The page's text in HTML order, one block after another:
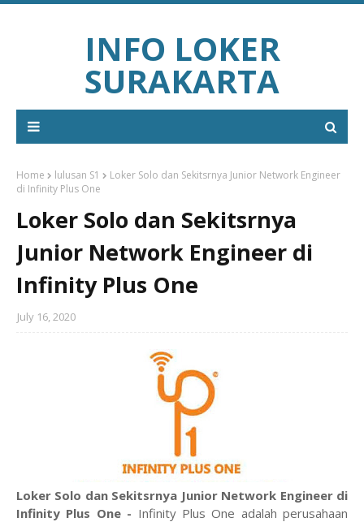
INFO LOKER
SURAKARTA
Home lulusan S1
Loker Solo dan Sekitsrnya Junior Network Engineer
di Infinity Plus One
Loker Solo dan Sekitsrnya
Junior Network Engineer di
Infinity Plus One
July 16, 2020
Loker Solo dan Sekitsrnya Junior Network Engineer di
Infinity Plus One - Infinity Plus One adalah perusahaan